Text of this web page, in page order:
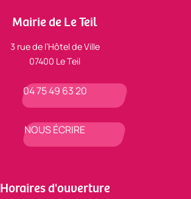
Mairie de Le Teil
3 rue de l’Hôtel de Ville
07400 Le Teil
04 75 49 63 20
NOUS ÉCRIRE
Horaires d'ouverture